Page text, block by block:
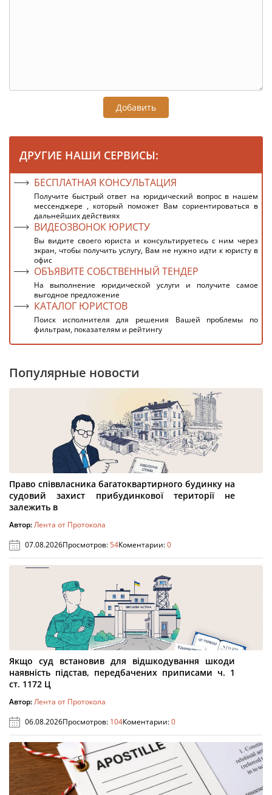
Добавить
ДРУГИЕ НАШИ СЕРВИСЫ:
БЕСПЛАТНАЯ КОНСУЛЬТАЦИЯ
Получите быстрый ответ на юридический вопрос в нашем
мессенджере , который поможет Вам сориентироваться в
дальнейших действиях
ВИДЕОЗВОНОК ЮРИСТУ
Вы видите своего юриста и консультируетесь с ним через
экран, чтобы получить услугу, Вам не нужно идти к юристу в
офис
ОБЪЯВИТЕ СОБСТВЕННЫЙ ТЕНДЕР
На выполнение юридической услуги и получите самое
выгодное предложение
КАТАЛОГ ЮРИСТОВ
Поиск исполнителя для решения Вашей проблемы по
фильтрам, показателям и рейтингу
Популярные новости
Право співвласника багатоквартирного будинку на
судовий захист прибудинкової території не
залежить в
Автор:Лента от Протокола
07.08.2026Просмотров:54Коментарии:0
Якщо суд встановив для відшкодування шкоди
наявність підстав, передбачених приписами ч. 1
ст. 1172 Ц
Автор:Лента от Протокола
06.08.2026Просмотров: 104Коментарии:0